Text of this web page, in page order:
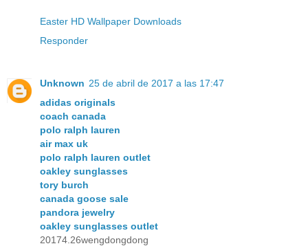
Easter HD Wallpaper Downloads
Responder
Unknown 25 de abril de 2017 a las 17:47
adidas originals
coach canada
polo ralph lauren
air max uk
polo ralph lauren outlet
oakley sunglasses
tory burch
canada goose sale
pandora jewelry
oakley sunglasses outlet
20174.26wengdongdong